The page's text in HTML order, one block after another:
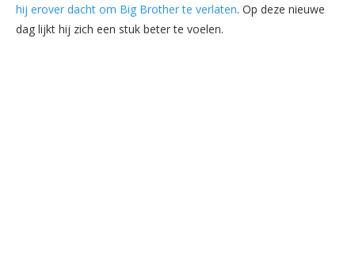
hij erover dacht om Big Brother te verlaten. Op deze nieuwe
dag lijkt hij zich een stuk beter te voelen.